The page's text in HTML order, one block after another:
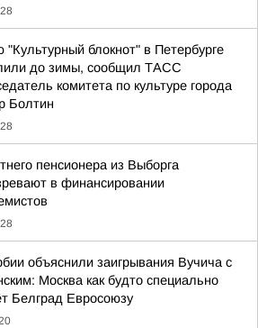
"Культурный блокнот" в Петербурге
до зимы, сообщил ТАСС
комитета по культуре города
Болтин
пенсионера из Выборга
в финансировании
объяснили заигрывания Вучича с
Москва как будто специально
Белград Евросоюзу